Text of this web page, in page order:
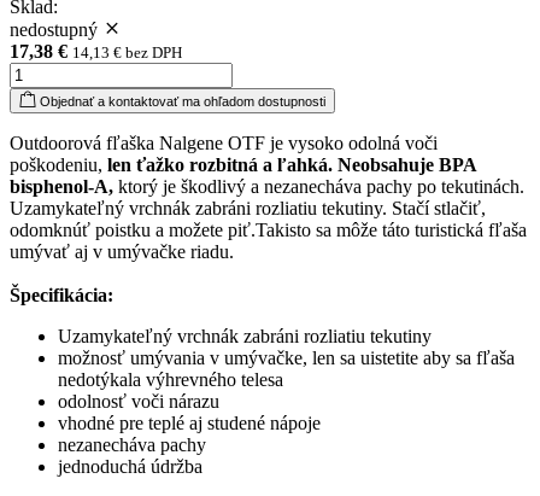
Sklad:
nedostupný
17,38 € 14,13 € bez DPH
Objednať a kontaktovať ma ohľadom dostupnosti
Outdoorová fľaška Nalgene OTF je vysoko odolná voči
poškodeniu, len ťažko rozbitná a ľahká. Neobsahuje BPA
bisphenol-A, ktorý je škodlivý a nezanecháva pachy po tekutinách.
Uzamykateľný vrchnák zabráni rozliatiu tekutiny. Stačí stlačiť,
odomknúť poistku a možete piť.Takisto sa môže táto turistická fľaša
umývať aj v umývačke riadu.
Špecifikácia:
Uzamykateľný vrchnák zabráni rozliatiu tekutiny
možnosť umývania v umývačke, len sa uistetite aby sa fľaša
nedotýkala výhrevného telesa
odolnosť voči nárazu
vhodné pre teplé aj studené nápoje
nezanecháva pachy
jednoduchá údržba